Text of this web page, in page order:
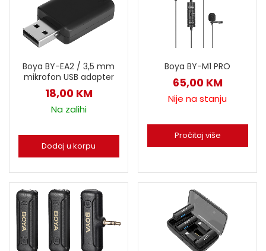
Boya BY-EA2 / 3,5 mm
mikrofon USB adapter
18,00 KM
Na zalihi
Dodaj u korpu
Boya BY-M1 PRO
65,00 KM
Nije na stanju
Pročitaj više